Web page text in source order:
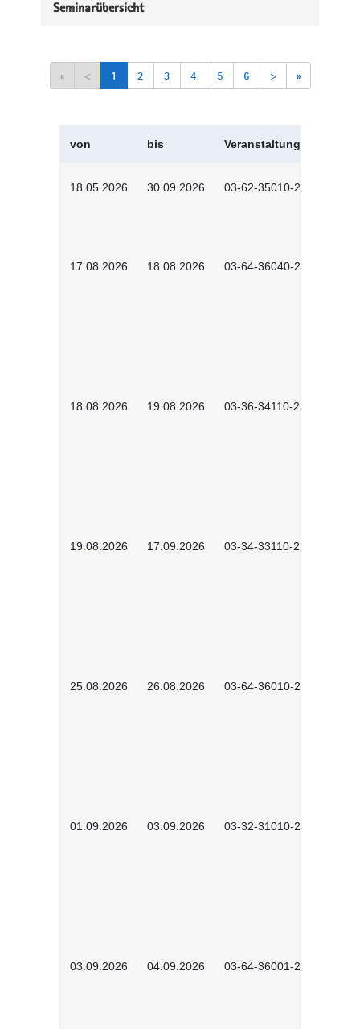
Seminarübersicht
« < 1 2 3 4 5 6 > »
von bis Veranstaltungskürzel
18.05.2026 30.09.2026 03-62-35010-2502
17.08.2026 18.08.2026 03-64-36040-2601
18.08.2026 19.08.2026 03-36-34110-2601
19.08.2026 17.09.2026 03-34-33110-2605
25.08.2026 26.08.2026 03-64-36010-2601
01.09.2026 03.09.2026 03-32-31010-2603
03.09.2026 04.09.2026 03-64-36001-2602